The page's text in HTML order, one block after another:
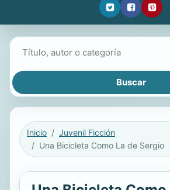
Inicio
Juvenil Ficción
Una Bicicleta Como La de Sergio